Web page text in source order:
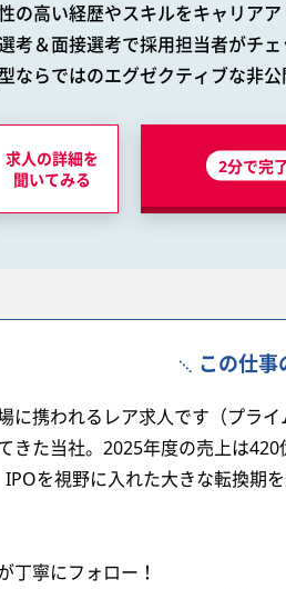
の高い経歴やスキルをキャリア
考＆面接選考で採用担当者がチ
ならではのエグゼクティブな非
求人の詳細を
聞いてみる
2分で完
この仕事
携われるレア求人です（プライ
た当社。2025年度の売上は420
を視野に入れた大きな転換期
丁寧にフォロー！